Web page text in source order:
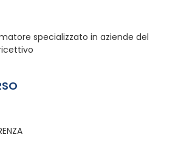
specializzato in aziende del